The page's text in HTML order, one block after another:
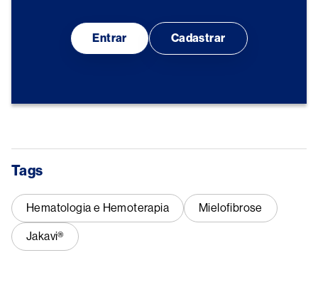
Entrar Cadastrar
Tags
Hematologia e Hemoterapia Mielofibrose
Jakavi®